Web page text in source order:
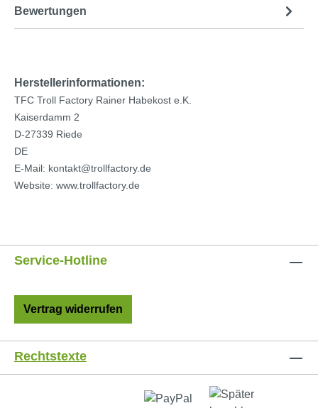
Bewertungen
Herstellerinformationen:
TFC Troll Factory Rainer Habekost e.K.
Kaiserdamm 2
D-27339 Riede
DE
E-Mail: kontakt@trollfactory.de
Website: www.trollfactory.de
Service-Hotline
Vertrag widerrufen
Rechtstexte